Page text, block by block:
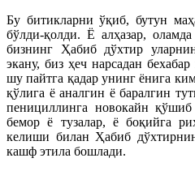
Бу битикларни ўқиб, бутун
бўлди-қолди. Ё алҳазар,
бизнинг Ҳабиб дўхтир
экану, биз ҳеч нарсадан
шу пайтга қадар унинг ёнига
қўлига ё аналгин ё баралгин
пенициллинга новокайн
бемор ё тузалар, ё боқийга
келиши билан Ҳабиб
кашф этила бошлади.